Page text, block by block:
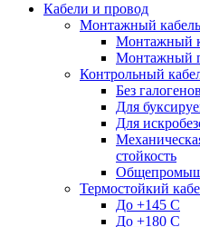
Кабели и провод
Монтажный
Монтажный
Монтажный
Контрольный
Без галогенов
Для
Для
стойкость
Термостойкий
До +145 С
До +180 C